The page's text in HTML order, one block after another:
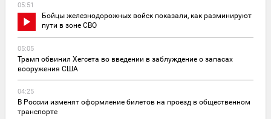
05:51
Бойцы железнодорожных войск показали, как разминируют
пути в зоне СВО
05:05
Трамп обвинил Хегсета во введении в заблуждение о запасах
вооружения США
04:25
В России изменят оформление билетов на проезд в общественном
транспорте